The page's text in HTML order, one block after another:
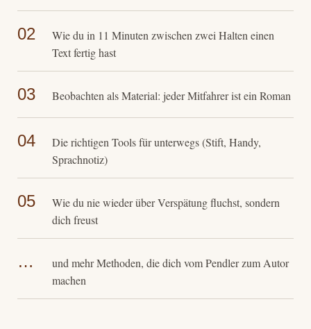
02
Wie du in 11 Minuten zwischen zwei Halten einen
Text fertig hast
03 Beobachten als Material: jeder Mitfahrer ist ein Roman
04
Die richtigen Tools für unterwegs (Stift, Handy,
Sprachnotiz)
05
Wie du nie wieder über Verspätung fluchst, sondern
dich freust
…
und mehr Methoden, die dich vom Pendler zum Autor
machen